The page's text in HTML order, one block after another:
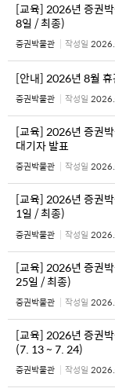
[교육] 2026년 증권
8일 / 최종)
증권박물관 작성일
[안내] 2026년 8월 휴
증권박물관 작성일
[교육] 2026년 증권
대기자 발표
증권박물관 작성일
[교육] 2026년 증권
1일 / 최종)
증권박물관 작성일
[교육] 2026년 증권
25일 / 최종)
증권박물관 작성일
[교육] 2026년 증권
(7. 13 ~ 7. 24)
증권박물관 작성일